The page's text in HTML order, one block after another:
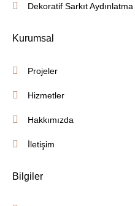
Dekoratif Sarkıt Aydınlatma
Kurumsal
Projeler
Hizmetler
Hakkımızda
İletişim
Bilgiler